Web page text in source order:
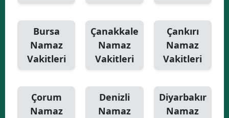
Bursa
Namaz
Vakitleri
Çanakkale
Namaz
Vakitleri
Çankırı
Namaz
Vakitleri
Çorum
Namaz
Denizli
Namaz
Diyarbakır
Namaz